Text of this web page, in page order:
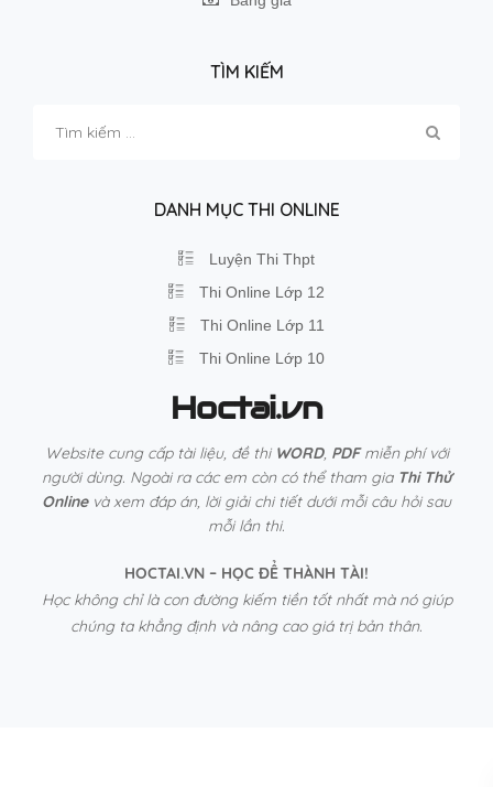
TÌM KIẾM
DANH MỤC THI ONLINE
Luyện Thi Thpt
Thi Online Lớp 12
Thi Online Lớp 11
Thi Online Lớp 10
Hoctai.vn
Website cung cấp tài liệu, đề thi WORD, PDFmiễn phí với
người dùng. Ngoài ra các em còn có thể tham gia Thi Thử
Onlinevà xem đáp án, lời giải chi tiết dưới mỗi câu hỏi sau
mỗi lần thi.
HOCTAI.VN – HỌC ĐỂ THÀNH TÀI!
Học không chỉ là con đường kiếm tiền tốt nhất mà nó giúp
chúng ta khẳng định và nâng cao giá trị bản thân.